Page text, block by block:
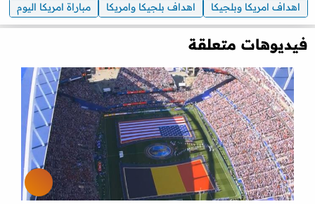
اهداف امريكا وبلجيكا
اهداف بلجيكا وامريكا مباراة امريكا اليوم
فيديوهات متعلقة